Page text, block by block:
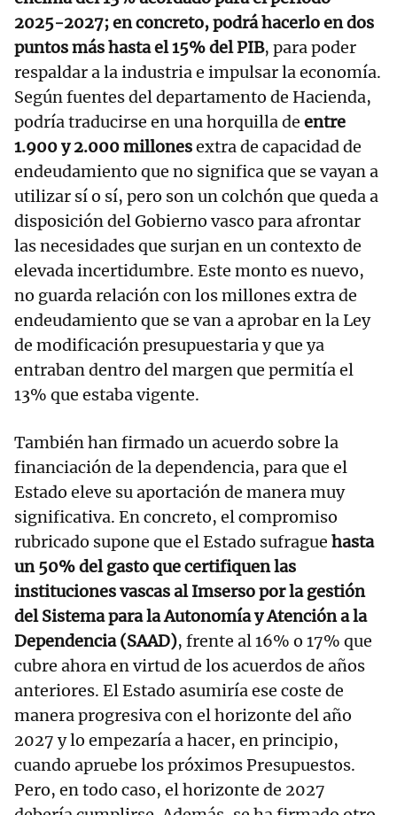
2025-2027; en concreto, podrá hacerlo en dos
puntos más hasta el 15% del PIB, para poder
respaldar a la industria e impulsar la economía.
Según fuentes del departamento de Hacienda,
podría traducirse en una horquilla de entre
1.900 y 2.000 millonesextra de capacidad de
endeudamiento que no significa que se vayan a
utilizar sí o sí, pero son un colchón que queda a
disposición del Gobierno vasco para afrontar
las necesidades que surjan en un contexto de
elevada incertidumbre. Este monto es nuevo,
no guarda relación con los millones extra de
endeudamiento que se van a aprobar en la Ley
de modificación presupuestaria y que ya
entraban dentro del margen que permitía el
13% que estaba vigente.
También han firmado un acuerdo sobre la
financiación de la dependencia, para que el
Estado eleve su aportación de manera muy
significativa. En concreto, el compromiso
rubricado supone que el Estado sufrague hasta
un 50% del gasto que certifiquen las
instituciones vascas al Imserso por la gestión
del Sistema para la Autonomía y Atención a la
Dependencia (SAAD), frente al 16% o 17% que
cubre ahora en virtud de los acuerdos de años
anteriores. El Estado asumiría ese coste de
manera progresiva con el horizonte del año
2027 y lo empezaría a hacer, en principio,
cuando apruebe los próximos Presupuestos.
Pero, en todo caso, el horizonte de 2027